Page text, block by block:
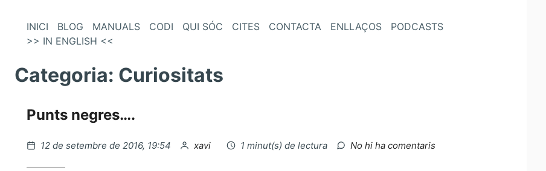
principal
VésINICI BLOG MANUALS CODI QUI SÓC CITES CONTACTA ENLLAÇOS
PODCASTS
>> IN ENGLISH <<
Categoria: Curiositats
Punts negres….
Publicat
12 de setembre de 2016, 19:54 per
xavi 1 minut(s) de lectura No hi ha comentaris